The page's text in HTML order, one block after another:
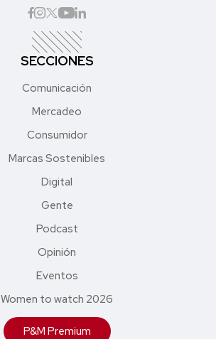
SECCIONES
Comunicación
Mercadeo
Consumidor
Marcas Sostenibles
Digital
Gente
Podcast
Opinión
Eventos
Women to watch 2026
P&M Premium